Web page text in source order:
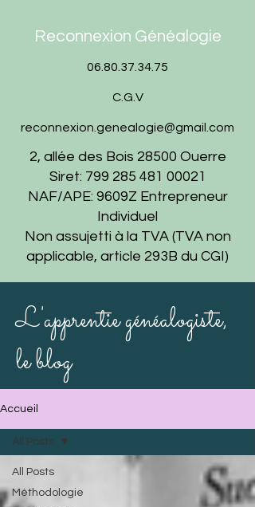
Reconnexion Généalogie
06.80.37.34.75
C.G.V
reconnexion.genealogie@gmail.com
2, allée des Bois 28500 Ouerre
Siret: 799 285 481 00021
NAF/APE: 9609Z Entrepreneur
Individuel
Non assujetti à la TVA (TVA non
applicable, article 293B du CGI)
L'apprentie généalogiste,
le blog
Accueil
All Posts
Méthodologie
All Posts